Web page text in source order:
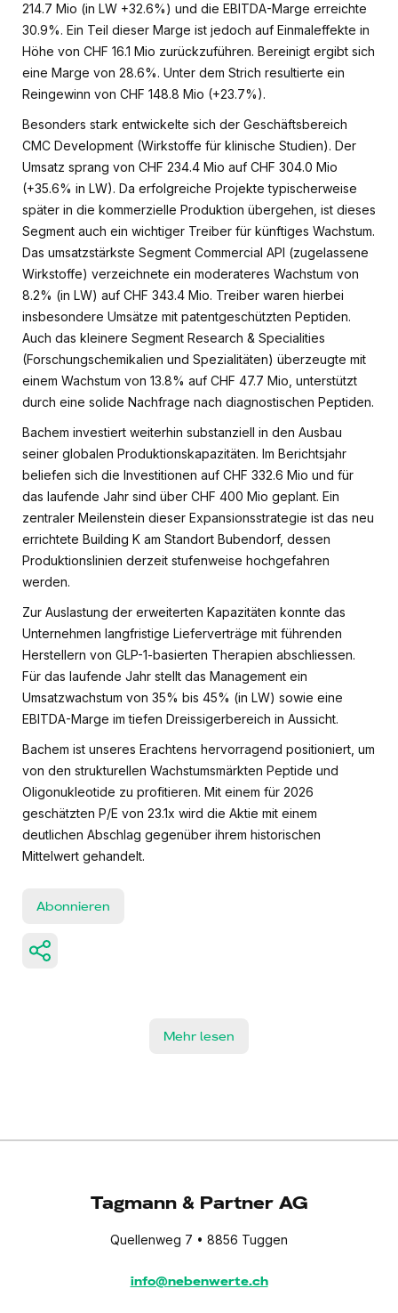
214.7 Mio (in LW +32.6%) und die EBITDA-Marge erreichte
30.9%. Ein Teil dieser Marge ist jedoch auf Einmaleffekte in
Höhe von CHF 16.1 Mio zurückzuführen. Bereinigt ergibt sich
eine Marge von 28.6%. Unter dem Strich resultierte ein
Reingewinn von CHF 148.8 Mio (+23.7%).
Besonders stark entwickelte sich der Geschäftsbereich
CMC Development (Wirkstoffe für klinische Studien). Der
Umsatz sprang von CHF 234.4 Mio auf CHF 304.0 Mio
(+35.6% in LW). Da erfolgreiche Projekte typischerweise
später in die kommerzielle Produktion übergehen, ist dieses
Segment auch ein wichtiger Treiber für künftiges Wachstum.
Das umsatzstärkste Segment Commercial API (zugelassene
Wirkstoffe) verzeichnete ein moderateres Wachstum von
8.2% (in LW) auf CHF 343.4 Mio. Treiber waren hierbei
insbesondere Umsätze mit patentgeschützten Peptiden.
Auch das kleinere Segment Research & Specialities
(Forschungschemikalien und Spezialitäten) überzeugte mit
einem Wachstum von 13.8% auf CHF 47.7 Mio, unterstützt
durch eine solide Nachfrage nach diagnostischen Peptiden.
Bachem investiert weiterhin substanziell in den Ausbau
seiner globalen Produktionskapazitäten. Im Berichtsjahr
beliefen sich die Investitionen auf CHF 332.6 Mio und für
das laufende Jahr sind über CHF 400 Mio geplant. Ein
zentraler Meilenstein dieser Expansionsstrategie ist das neu
errichtete Building K am Standort Bubendorf, dessen
Produktionslinien derzeit stufenweise hochgefahren
werden.
Zur Auslastung der erweiterten Kapazitäten konnte das
Unternehmen langfristige Lieferverträge mit führenden
Herstellern von GLP-1-basierten Therapien abschliessen.
Für das laufende Jahr stellt das Management ein
Umsatzwachstum von 35% bis 45% (in LW) sowie eine
EBITDA-Marge im tiefen Dreissigerbereich in Aussicht.
Bachem ist unseres Erachtens hervorragend positioniert, um
von den strukturellen Wachstumsmärkten Peptide und
Oligonukleotide zu profitieren. Mit einem für 2026
geschätzten P/E von 23.1x wird die Aktie mit einem
deutlichen Abschlag gegenüber ihrem historischen
Mittelwert gehandelt.
Abonnieren
Mehr lesen
Tagmann & Partner AG
Quellenweg 7 • 8856 Tuggen
info@nebenwerte.ch